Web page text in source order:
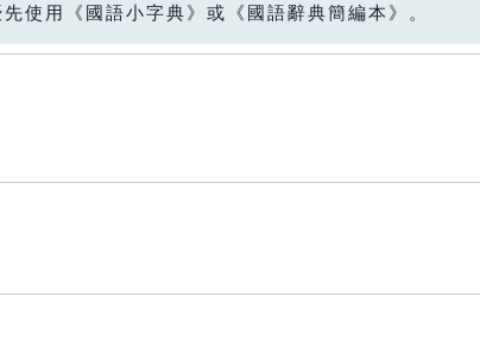
使用《國語小字典》或《國語辭典簡編本》。